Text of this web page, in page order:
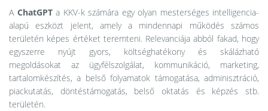
A ChatGPTa KKV-k számára egy olyan mesterséges intelligencia-
alapú eszközt jelent, amely a mindennapi működés számos
területén képes értéket teremteni. Relevanciája abból fakad, hogy
egyszerre nyújt gyors, költséghatékony és skálázható
megoldásokat az ügyfélszolgálat, kommunikáció, marketing,
tartalomkészítés, a belső folyamatok támogatása, adminisztráció,
piackutatás, döntéstámogatás, belső oktatás és képzés stb.
területén.